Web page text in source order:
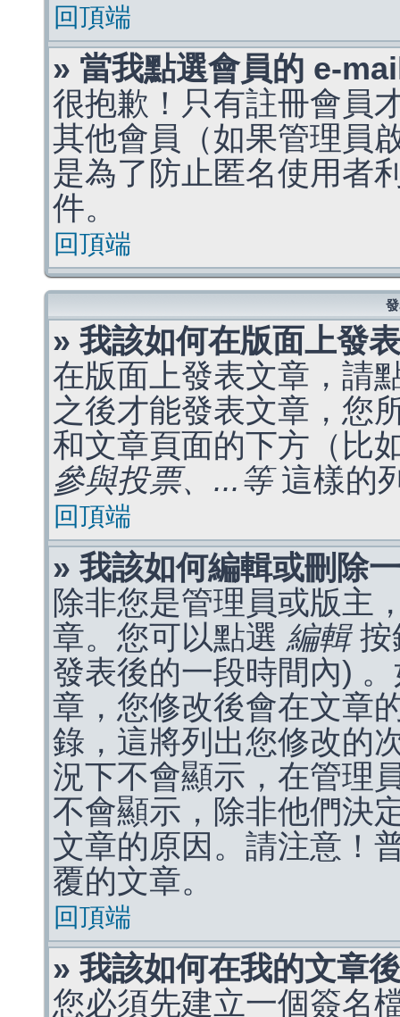
回頂端
» 當我點選會員的 e-
很抱歉！只有註冊會員
其他會員（如果管理員
是為了防止匿名使用者
件。
回頂端
» 我該如何在版面上發
在版面上發表文章，請
之後才能發表文章，您
和文章頁面的下方（比
參與投票、...等這樣的
回頂端
» 我該如何編輯或刪除
除非您是管理員或版主
章。您可以點選 編輯按
發表後的一段時間內)
章，您修改後會在文章
錄，這將列出您修改的
況下不會顯示，在管理
不會顯示，除非他們決
文章的原因。請注意！
覆的文章。
回頂端
» 我該如何在我的文章
您必須先建立一個簽名